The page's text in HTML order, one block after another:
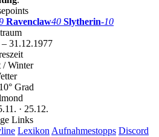
Ravenclaw40 Slytherin-10
31.12.1977
/ Winter
Grad
· 25.12.
Links
Lexikon Aufnahmestopps Discord